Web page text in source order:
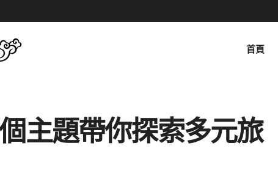
首頁
主題帶你探索多元旅